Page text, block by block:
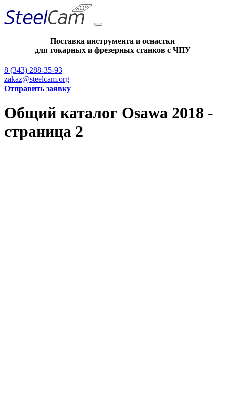
Поставка инструмента и оснастки
для токарных и фрезерных станков с ЧПУ
8 (343) 288-35-93
zakaz@steelcam.org
Отправить заявку
Общий каталог Osawa 2018 -
страница 2